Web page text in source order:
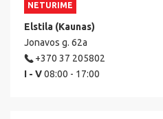
NETURIME
Elstila (Kaunas)
Jonavos g. 62a
+370 37 205802
I - V08:00 - 17:00